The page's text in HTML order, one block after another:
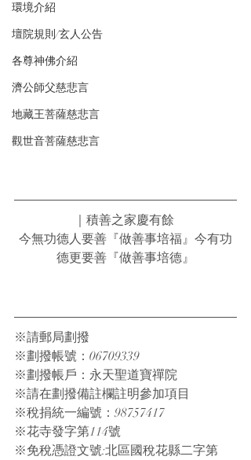
環境介紹
壇院規則/玄人公告
各尊神佛介紹
濟公師父慈悲言
地藏王菩薩慈悲言
觀世音菩薩慈悲言
｜積善之家慶有餘
今無功德人要善『做善事培福』今有功
德更要善『做善事培德』
※請郵局劃撥
※劃撥帳號：06709339
※劃撥帳戶：永天聖道寶禪院
※請在劃撥備註欄註明參加項目
※稅捐統一編號：98757417
※花寺發字第114號
※免稅憑證文號:北區國稅花縣二字第